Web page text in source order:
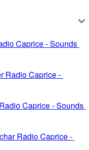
Caprice - Sounds
Radio Caprice -
Caprice - Sounds
Radio Caprice -